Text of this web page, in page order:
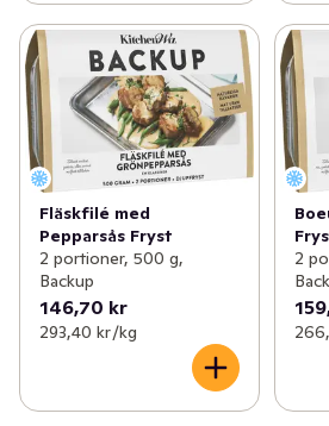
Fläskfilé med
Pepparsås Fryst
2 portioner, 500 g,
Backup
146,70 kr
293,40 kr /kg
2